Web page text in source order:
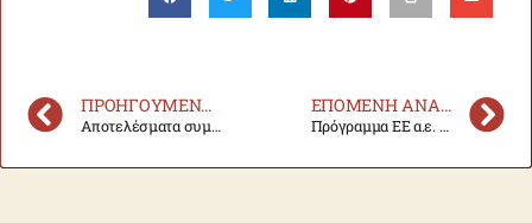
ΠΡΟΗΓΟΎΜΕΝΗ ΑΝΑΚΟΊΝΩΣΗ
Αποτελέσματα συμβασιούχων διδασκόντων για το Ε.Ε ακαδ. έτους 2021-22
ΕΠΌΜΕΝΗ ΑΝΑΚΟΊΝΩΣΗ
Πρόγραμμα ΕΕ α.ε. 2021-22